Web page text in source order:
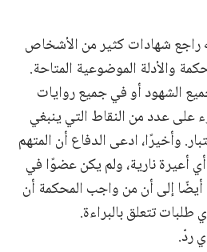
راجع شهادات كثير من الأشخاص
والأدلة الموضوعية المتاحة.
الشهود أو في جميع روايات
على عدد من النقاط التي ينبغي
وأخيرًا، ادعى الدفاع أن المتهم
أعيرة نارية، ولم يكن عضوًا في
أيضًا إلى أن من واجب المحكمة أن
تتعلق بالبراءة.
ردّ.